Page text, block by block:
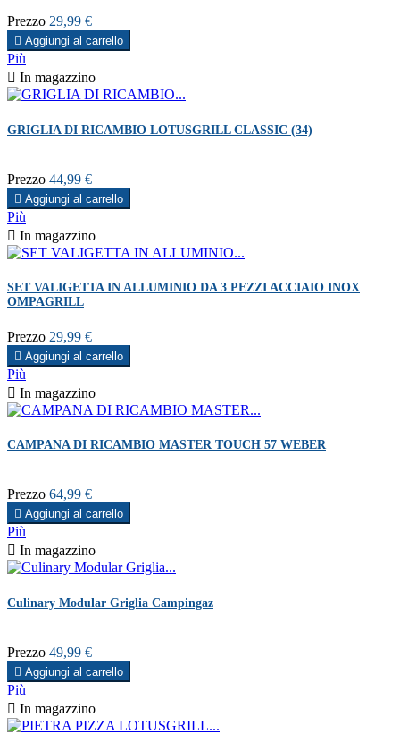
Prezzo 29,99 €
 Aggiungi al carrello
Più
 In magazzino
GRIGLIA DI RICAMBIO LOTUSGRILL CLASSIC (34)
Prezzo 44,99 €
 Aggiungi al carrello
Più
 In magazzino
SET VALIGETTA IN ALLUMINIO DA 3 PEZZI ACCIAIO INOX
OMPAGRILL
Prezzo 29,99 €
 Aggiungi al carrello
Più
 In magazzino
CAMPANA DI RICAMBIO MASTER TOUCH 57 WEBER
Prezzo 64,99 €
 Aggiungi al carrello
Più
 In magazzino
Culinary Modular Griglia Campingaz
Prezzo 49,99 €
 Aggiungi al carrello
Più
 In magazzino